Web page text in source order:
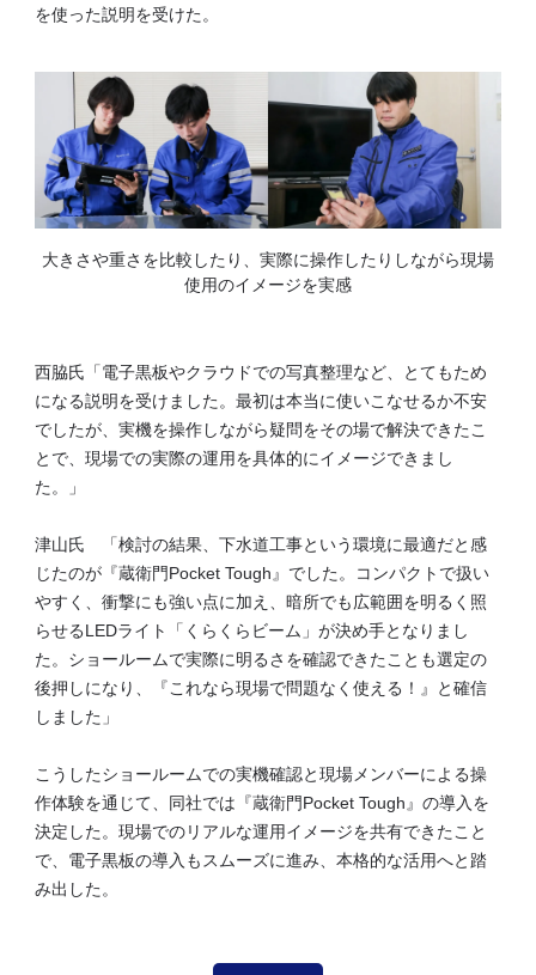
を使った説明を受けた。
大きさや重さを比較したり、実際に操作したりしながら現場
使用のイメージを実感
西脇氏「電子黒板やクラウドでの写真整理など、とてもため
になる説明を受けました。最初は本当に使いこなせるか不安
でしたが、実機を操作しながら疑問をその場で解決できたこ
とで、現場での実際の運用を具体的にイメージできまし
た。」
津山氏 「検討の結果、下水道工事という環境に最適だと感
じたのが『蔵衛門Pocket Tough』でした。コンパクトで扱い
やすく、衝撃にも強い点に加え、暗所でも広範囲を明るく照
らせるLEDライト「くらくらビーム」が決め手となりまし
た。ショールームで実際に明るさを確認できたことも選定の
後押しになり、『これなら現場で問題なく使える！』と確信
しました」
こうしたショールームでの実機確認と現場メンバーによる操
作体験を通じて、同社では『蔵衛門Pocket Tough』の導入を
決定した。現場でのリアルな運用イメージを共有できたこと
で、電子黒板の導入もスムーズに進み、本格的な活用へと踏
み出した。